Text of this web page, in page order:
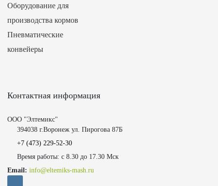
Оборудование для
производства кормов
Пневматические
конвейеры
Контактная информация
ООО "Элтемикс"
394038 г.Воронеж ул. Пирогова 87Б
+7 (473) 229-52-30
Время работы: с 8.30 до 17.30 Мск
Email: info@eltemiks-mash.ru